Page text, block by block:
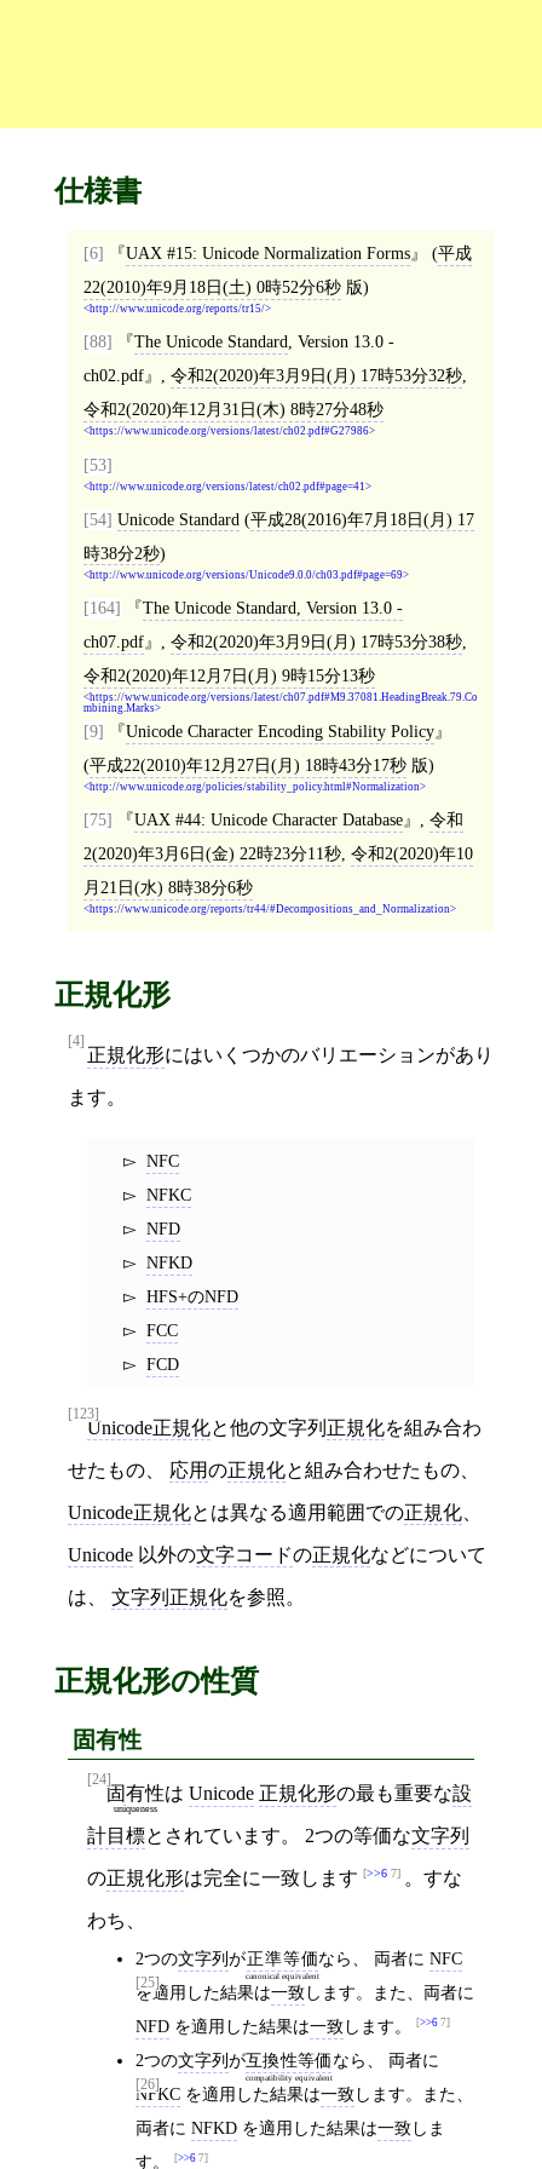
仕様書
[6] UAX #15: Unicode Normalization Forms (平成
22(2010)年9月18日(土) 0時52分6秒版)
http://www.unicode.org/reports/tr15/
[88] The Unicode Standard, Version 13.0 -
ch02.pdf
, 令和2(2020)年3月9日(月) 17時53分32秒,
令和2(2020)年12月31日(木) 8時27分48秒
https://www.unicode.org/versions/latest/ch02.pdf#G27986
[53]
http://www.unicode.org/versions/latest/ch02.pdf#page=41
[54] Unicode Standard (平成28(2016)年7月18日(月) 17
時38分2秒)
http://www.unicode.org/versions/Unicode9.0.0/ch03.pdf#page=69
[164]
The Unicode Standard, Version 13.0 -
ch07.pdf
令和2(2020)年3月9日(月) 17時53分38秒,
令和2(2020)年12月7日(月) 9時15分13秒
https://www.unicode.org/versions/latest/ch07.pdf#M9.37081.HeadingBreak.79.Co
mbining.Marks
[9]
Unicode Character Encoding Stability Policy
(平成22(2010)年12月27日(月) 18時43分17秒版)
http://www.unicode.org/policies/stability_policy.html#Normalization
[75] UAX #44: Unicode Character Database , 令和
2(2020)年3月6日(金) 22時23分11秒, 令和2(2020)年10
月21日(水) 8時38分6秒
https://www.unicode.org/reports/tr44/#Decompositions_and_Normalization
正規化形
[4]
正規化形にはいくつかのバリエーションがあり
ます。
NFC
NFKC
NFD
NFKD
HFS+のNFD
FCC
FCD
[123]
Unicode正規化と他の文字列 正規化を組み合わ
せたもの、 応用の正規化と組み合わせたもの、
Unicode正規化とは異なる適用範囲での正規化
Unicode 以外の文字コードの正規化などについて
は、 文字列正規化を参照。
正規化形の性質
固有性
[24]
固有性
uniqueness
は Unicode 正規化形の最も重要な設
計目標とされています。 2つの等価な文字列
の正規化形は完全に一致します >>6 7 。すな
わち、
[25]
2つの文字列が正準等価
canonical equivalent
なら、 両者に NFC
を適用した結果は一致します。また、両者に
NFD を適用した結果は一致します。 >>6 7
[26]
2つの文字列が互換性等価
compatibility equivalent
なら、 両者に
NFKC を適用した結果は一致します。また、
両者に NFKD を適用した結果は一致しま
す。
>>6 7